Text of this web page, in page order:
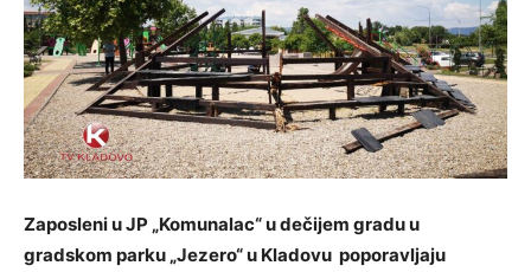
Zaposleni u JP „Komunalac“ u dečijem gradu u
gradskom parku „Jezero“ u Kladovu poporavljaju